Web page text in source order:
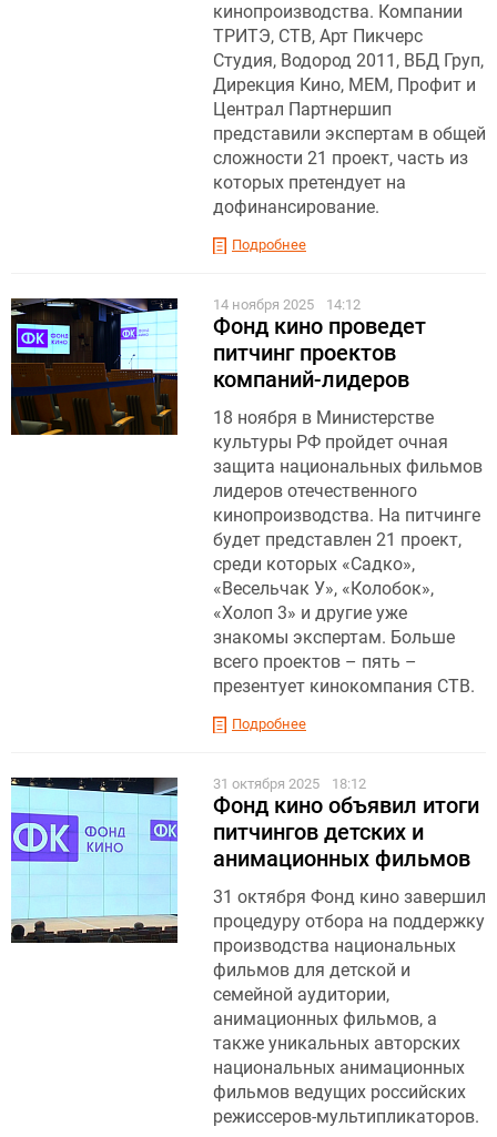
кинопроизводства. Компании
ТРИТЭ, СТВ, Арт Пикчерс
Студия, Водород 2011, ВБД Груп,
Дирекция Кино, МЕМ, Профит и
Централ Партнершип
представили экспертам в общей
сложности 21 проект, часть из
которых претендует на
дофинансирование.
Подробнее
14 ноября 2025 14:12
Фонд кино проведет
питчинг проектов
компаний-лидеров
18 ноября в Министерстве
культуры РФ пройдет очная
защита национальных фильмов
лидеров отечественного
кинопроизводства. На питчинге
будет представлен 21 проект,
среди которых «Садко»,
«Весельчак У», «Колобок»,
«Холоп 3» и другие уже
знакомы экспертам. Больше
всего проектов – пять –
презентует кинокомпания СТВ.
Подробнее
31 октября 2025 18:12
Фонд кино объявил итоги
питчингов детских и
анимационных фильмов
31 октября Фонд кино завершил
процедуру отбора на поддержку
производства национальных
фильмов для детской и
семейной аудитории,
анимационных фильмов, а
также уникальных авторских
национальных анимационных
фильмов ведущих российских
режиссеров-мультипликаторов.